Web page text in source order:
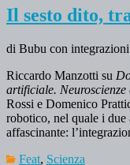
Il sesto dito,
di Bubu con
Riccardo Manzotti su
artificiale. Neuroscienze
Rossi e Domenico
robotico, nel quale i due
affascinante:
Feat, Scienza